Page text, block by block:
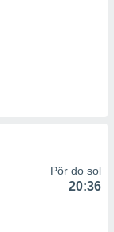
Pôr do sol
20:36